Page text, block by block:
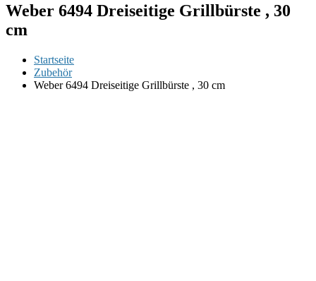
Weber 6494 Dreiseitige Grillbürste , 30
cm
Startseite
Zubehör
Weber 6494 Dreiseitige Grillbürste , 30 cm